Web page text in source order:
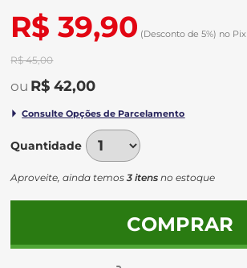
R$ 39,90 (Desconto de 5%) no Pix
R$ 45,00
R$ 42,00
Quantidade
Aproveite, ainda temos3 itens no estoque
COMPRAR